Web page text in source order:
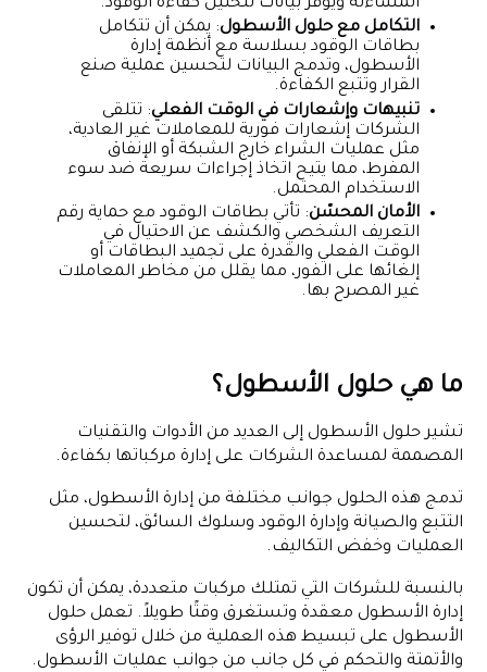
المساءلة ويوفر بيانات لتحليل كفاءة الوقود.
التكامل مع حلول الأسطول: يمكن أن تتكامل
بطاقات الوقود بسلاسة مع أنظمة إدارة
الأسطول، وتدمج البيانات لتحسين عملية صنع
القرار وتتبع الكفاءة.
تنبيهات وإشعارات في الوقت الفعلي: تتلقى
الشركات إشعارات فورية للمعاملات غير العادية،
مثل عمليات الشراء خارج الشبكة أو الإنفاق
المفرط، مما يتيح اتخاذ إجراءات سريعة ضد سوء
الاستخدام المحتمل.
الأمان المحسّن: تأتي بطاقات الوقود مع حماية رقم
التعريف الشخصي والكشف عن الاحتيال في
الوقت الفعلي والقدرة على تجميد البطاقات أو
إلغائها على الفور، مما يقلل من مخاطر المعاملات
غير المصرح بها.
ما هي حلول الأسطول؟
تشير حلول الأسطول إلى العديد من الأدوات والتقنيات
المصممة لمساعدة الشركات على إدارة مركباتها بكفاءة.
تدمج هذه الحلول جوانب مختلفة من إدارة الأسطول، مثل
التتبع والصيانة وإدارة الوقود وسلوك السائق، لتحسين
العمليات وخفض التكاليف.
بالنسبة للشركات التي تمتلك مركبات متعددة، يمكن أن تكون
إدارة الأسطول معقدة وتستغرق وقتًا طويلاً. تعمل حلول
الأسطول على تبسيط هذه العملية من خلال توفير الرؤى
والأتمتة والتحكم في كل جانب من جوانب عمليات الأسطول.